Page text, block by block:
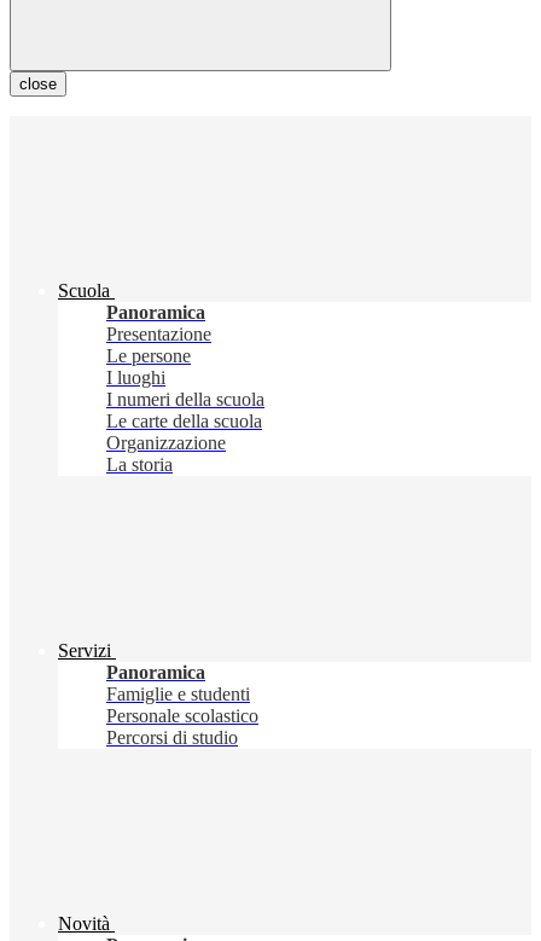
close
Scuola
Panoramica
Presentazione
Le persone
I luoghi
I numeri della scuola
Le carte della scuola
Organizzazione
La storia
Servizi
Panoramica
Famiglie e studenti
Personale scolastico
Percorsi di studio
Novità